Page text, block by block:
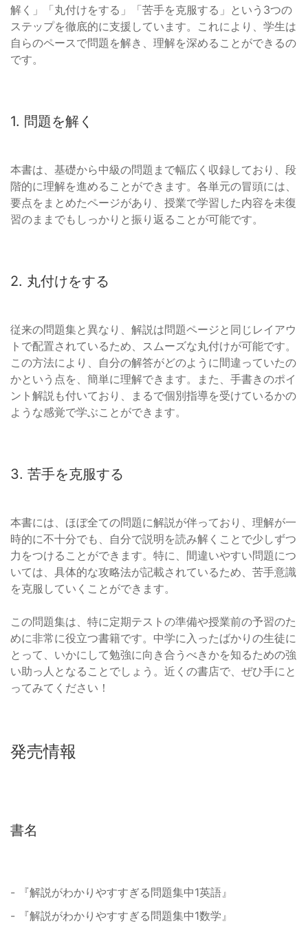
解く」「丸付けをする」「苦手を克服する」という3つの
ステップを徹底的に支援しています。これにより、学生は
自らのペースで問題を解き、理解を深めることができるの
です。
1. 問題を解く
本書は、基礎から中級の問題まで幅広く収録しており、段
階的に理解を進めることができます。各単元の冒頭には、
要点をまとめたページがあり、授業で学習した内容を未復
習のままでもしっかりと振り返ることが可能です。
2. 丸付けをする
従来の問題集と異なり、解説は問題ページと同じレイアウ
トで配置されているため、スムーズな丸付けが可能です。
この方法により、自分の解答がどのように間違っていたの
かという点を、簡単に理解できます。また、手書きのポイ
ント解説も付いており、まるで個別指導を受けているかの
ような感覚で学ぶことができます。
3. 苦手を克服する
本書には、ほぼ全ての問題に解説が伴っており、理解が一
時的に不十分でも、自分で説明を読み解くことで少しずつ
力をつけることができます。特に、間違いやすい問題につ
いては、具体的な攻略法が記載されているため、苦手意識
を克服していくことができます。
この問題集は、特に定期テストの準備や授業前の予習のた
めに非常に役立つ書籍です。中学に入ったばかりの生徒に
とって、いかにして勉強に向き合うべきかを知るための強
い助っ人となることでしょう。近くの書店で、ぜひ手にと
ってみてください！
発売情報
書名
- 『解説がわかりやすすぎる問題集中1英語』
- 『解説がわかりやすすぎる問題集中1数学』